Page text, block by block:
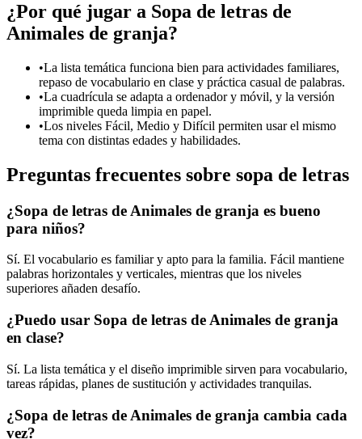
¿Por qué jugar a Sopa de letras de
Animales de granja?
•La lista temática funciona bien para actividades familiares,
repaso de vocabulario en clase y práctica casual de palabras.
•La cuadrícula se adapta a ordenador y móvil, y la versión
imprimible queda limpia en papel.
•Los niveles Fácil, Medio y Difícil permiten usar el mismo
tema con distintas edades y habilidades.
Preguntas frecuentes sobre sopa de letras
¿Sopa de letras de Animales de granja es bueno
para niños?
Sí. El vocabulario es familiar y apto para la familia. Fácil mantiene
palabras horizontales y verticales, mientras que los niveles
superiores añaden desafío.
¿Puedo usar Sopa de letras de Animales de granja
en clase?
Sí. La lista temática y el diseño imprimible sirven para vocabulario,
tareas rápidas, planes de sustitución y actividades tranquilas.
¿Sopa de letras de Animales de granja cambia cada
vez?